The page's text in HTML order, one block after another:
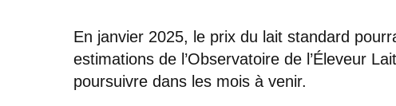
En janvier 2025, le prix du lait standard
estimations de l’Observatoire de l’Éleveur
poursuivre dans les mois à venir.